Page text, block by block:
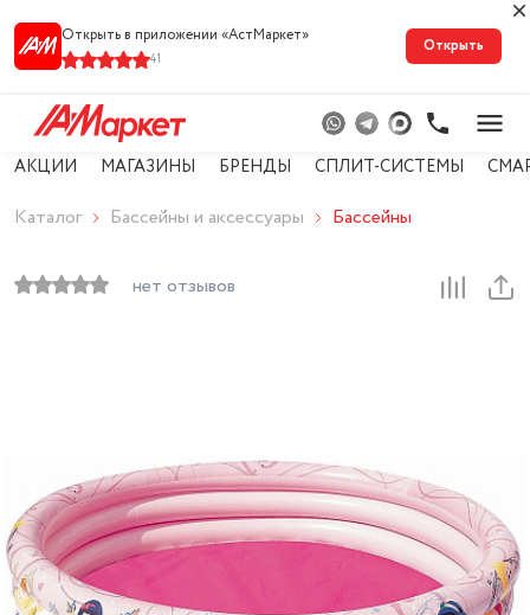
Открыть в приложении «АстМарке‪т‬»
41
Открыть
АКЦИИ МАГАЗИНЫ БРЕНДЫ СПЛИТ-СИСТЕМЫ
Каталог Бассейны и аксессуары Бассейны
нет отзывов